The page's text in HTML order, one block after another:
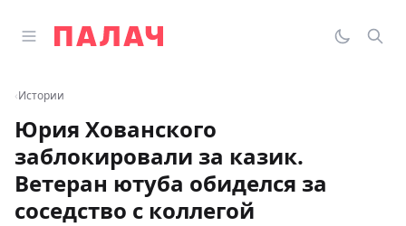
Открыть главное меню
Палач
‹Истории
Юрия Хованского
заблокировали за казик.
Ветеран ютуба обиделся за
соседство с коллегой